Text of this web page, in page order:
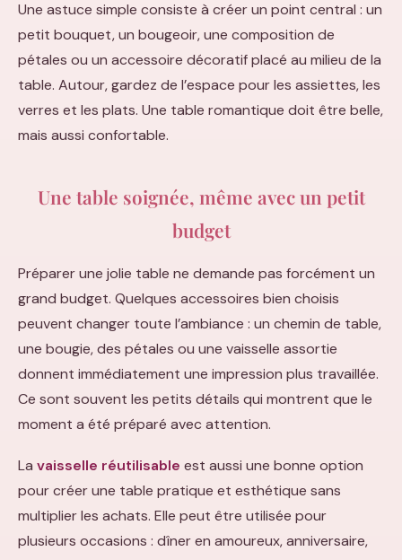
Une astuce simple consiste à créer un point central : un
petit bouquet, un bougeoir, une composition de
pétales ou un accessoire décoratif placé au milieu de la
table. Autour, gardez de l’espace pour les assiettes, les
verres et les plats. Une table romantique doit être belle,
mais aussi confortable.
Une table soignée, même avec un petit
budget
Préparer une jolie table ne demande pas forcément un
grand budget. Quelques accessoires bien choisis
peuvent changer toute l’ambiance : un chemin de table,
une bougie, des pétales ou une vaisselle assortie
donnent immédiatement une impression plus travaillée.
Ce sont souvent les petits détails qui montrent que le
moment a été préparé avec attention.
La vaisselle réutilisable est aussi une bonne option
pour créer une table pratique et esthétique sans
multiplier les achats. Elle peut être utilisée pour
plusieurs occasions : dîner en amoureux, anniversaire,